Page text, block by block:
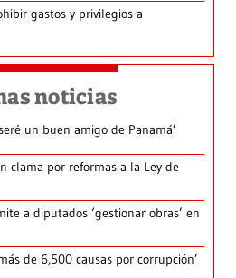
gastos y privilegios a
noticias
un buen amigo de Panamá’
clama por reformas a la Ley de
a diputados ‘gestionar obras’ en
de 6,500 causas por corrupción’